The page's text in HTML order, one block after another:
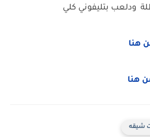
بتليفوني كلي
هنا
هنا
شيقه